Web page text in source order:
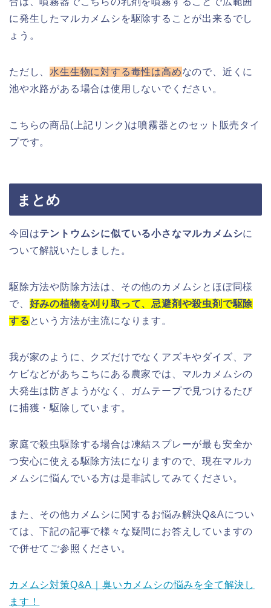
に発生したマルカメムシを駆除することが出来るでし
ょう。
ただし、 水生生物に対する毒性は高めなので、近くに
池や水路がある場合は使用しないでください。
こちらの商品(上記リンク)は噴霧器とのセット販売タイ
プです。
まとめ
今回はテントウムシに似ている小さなマルカメムシに
ついて解説いたしました。
駆除方法や防除方法は、その他のカメムシとほぼ同様
で、 好みの植物を刈り取って、忌避剤や殺虫剤で駆除
する という方法が主流になります。
我が家のように、クズだけでなくアズキやダイズ、ア
ケビなどがあちこちにある農家では、マルカメムシの
大発生は防ぎようがなく、ガムテープで見つけるたび
に捕獲・駆除しています。
家庭で殺虫駆除する場合は凍結スプレーが最も安全か
つ安心に使える駆除方法になりますので、現在マルカ
メムシに悩んでいる方は是非試してみてください。
また、その他カメムシに関するお悩み解決Q&Aについ
ては、下記の記事で様々な疑問にお答えしていますの
で併せてご参照ください。
カメムシ対策Q&A｜臭いカメムシの悩みを全て解決し
ます！